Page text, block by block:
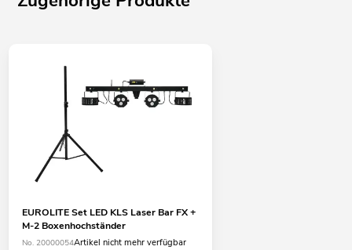
EUROLITE Set LED KLS Laser Bar FX +
M-2 Boxenhochständer
No. 20000054Artikel nicht mehr verfügbar